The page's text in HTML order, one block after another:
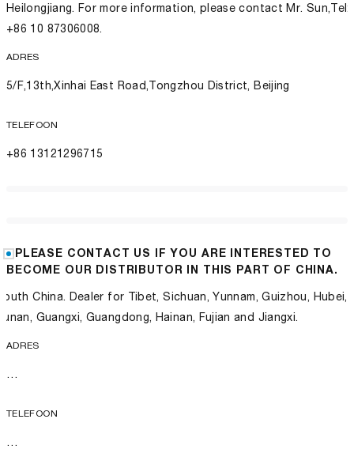
Heilongjiang. For more information, please contact Mr. Sun,Tel:
+86 10 87306008.
ADRES
5/F,13th,Xinhai East Road,Tongzhou District, Beijing
TELEFOON
+86 13121296715
PLEASE CONTACT US IF YOU ARE INTERESTED TO
BECOME OUR DISTRIBUTOR IN THIS PART OF CHINA.
China. Dealer for Tibet, Sichuan, Yunnam, Guizhou, Hubei,
Guangxi, Guangdong, Hainan, Fujian and Jiangxi.
ADRES
…
TELEFOON
…